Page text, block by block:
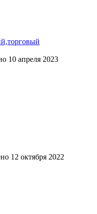
10 апреля 2023
12 октября 2022